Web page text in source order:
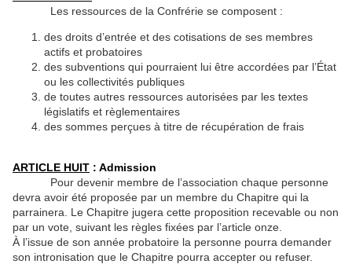
Les ressources de la Confrérie se composent :
des droits d’entrée et des cotisations de ses membres
actifs et probatoires
des subventions qui pourraient lui être accordées par l’État
ou les collectivités publiques
de toutes autres ressources autorisées par les textes
législatifs et règlementaires
des sommes perçues à titre de récupération de frais
ARTICLE HUIT : Admission
Pour devenir membre de l’association chaque personne
devra avoir été proposée par un membre du Chapitre qui la
parrainera. Le Chapitre jugera cette proposition recevable ou non
par un vote, suivant les règles fixées par l’article onze.
À l’issue de son année probatoire la personne pourra demander
son intronisation que le Chapitre pourra accepter ou refuser.